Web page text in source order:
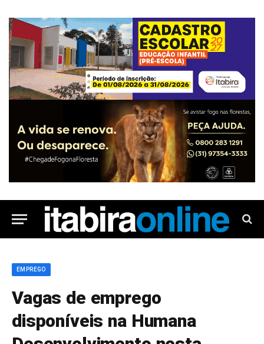
EMPREGO
Vagas de emprego
disponíveis na Humana